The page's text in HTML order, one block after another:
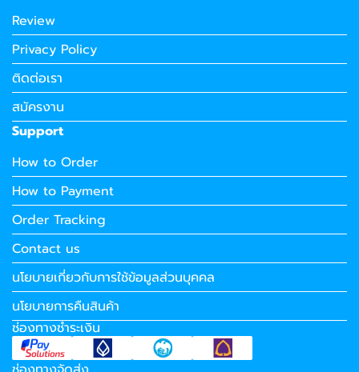
Review
Privacy Policy
ติดต่อเรา
สมัครงาน
Support
How to Order
How to Payment
Order Tracking
Contact us
นโยบายเกี่ยวกับการใช้ข้อมูลส่วนบุคคล
นโยบายการคืนสินค้า
ช่องทางชำระเงิน